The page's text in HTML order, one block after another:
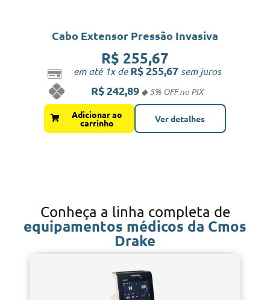
Cabo Extensor Pressão Invasiva
R$ 255,67
em até 1x deR$255,67sem juros
R$242,89
Adicionar ao
carrinho Ver detalhes
Conheça a linha completa de
equipamentos médicos da Cmos
Drake